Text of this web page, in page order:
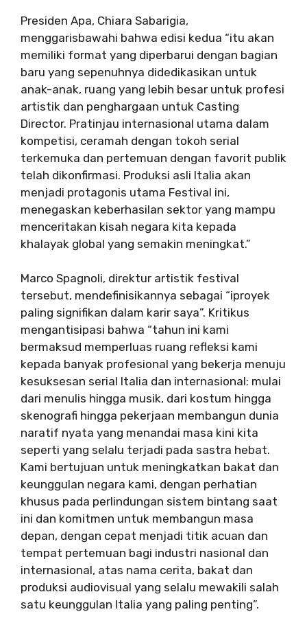
Presiden Apa, Chiara Sabarigia,
menggarisbawahi bahwa edisi kedua “itu akan
memiliki format yang diperbarui dengan bagian
baru yang sepenuhnya didedikasikan untuk
anak-anak, ruang yang lebih besar untuk profesi
artistik dan penghargaan untuk Casting
Director. Pratinjau internasional utama dalam
kompetisi, ceramah dengan tokoh serial
terkemuka dan pertemuan dengan favorit publik
telah dikonfirmasi. Produksi asli Italia akan
menjadi protagonis utama Festival ini,
menegaskan keberhasilan sektor yang mampu
menceritakan kisah negara kita kepada
khalayak global yang semakin meningkat.”
Marco Spagnoli, direktur artistik festival
tersebut, mendefinisikannya sebagai “iproyek
paling signifikan dalam karir saya”. Kritikus
mengantisipasi bahwa “tahun ini kami
bermaksud memperluas ruang refleksi kami
kepada banyak profesional yang bekerja menuju
kesuksesan serial Italia dan internasional: mulai
dari menulis hingga musik, dari kostum hingga
skenografi hingga pekerjaan membangun dunia
naratif nyata yang menandai masa kini kita
seperti yang selalu terjadi pada sastra hebat.
Kami bertujuan untuk meningkatkan bakat dan
keunggulan negara kami, dengan perhatian
khusus pada perlindungan sistem bintang saat
ini dan komitmen untuk membangun masa
depan, dengan cepat menjadi titik acuan dan
tempat pertemuan bagi industri nasional dan
internasional, atas nama cerita, bakat dan
produksi audiovisual yang selalu mewakili salah
satu keunggulan Italia yang paling penting”.